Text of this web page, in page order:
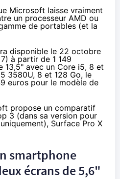
Microsoft laisse vraiment
un processeur AMD ou
de portables (et la
disponible le 22 octobre
à partir de 1 149
13,5" avec un Core i5, 8 et
5 3580U, 8 et 128 Go, le
euros pour le modèle de
propose un comparatif
3 (dans sa version pour
Surface Pro X
smartphone
écrans de 5,6"